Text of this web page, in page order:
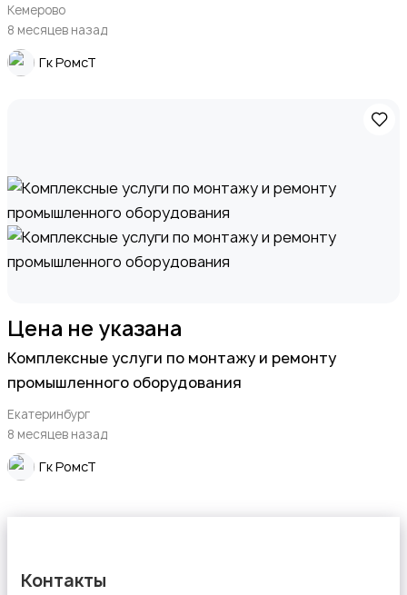
Кемерово
8 месяцев назад
Гк РомсТ
Цена не указана
Комплексные услуги по монтажу и ремонту
промышленного оборудования
Екатеринбург
8 месяцев назад
Гк РомсТ
Контакты